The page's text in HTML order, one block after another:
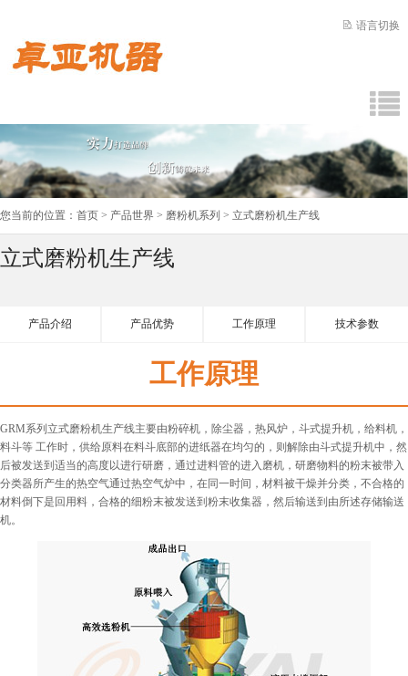
语言切换
您当前的位置： 首页 > 产品世界 > 磨粉机系列 > 立式磨粉机生产线
立式磨粉机生产线
产品介绍 产品优势 工作原理 技术参数
工作原理
GRM系列立式磨粉机生产线主要由粉碎机，除尘器，热风炉，斗式提升机，给料机，
料斗等 工作时，供给原料在料斗底部的进纸器在均匀的，则解除由斗式提升机中，然
后被发送到适当的高度以进行研磨，通过进料管的进入磨机，研磨物料的粉末被带入
分类器所产生的热空气通过热空气炉中，在同一时间，材料被干燥并分类，不合格的
材料倒下是回用料，合格的细粉末被发送到粉末收集器，然后输送到由所述存储输送
机。